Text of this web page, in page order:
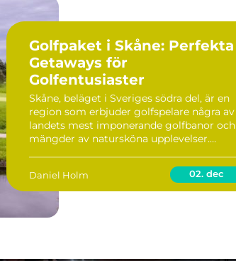
Golfpaket i Skåne: Perfekta
Getaways för
Golfentusiaster
Skåne, beläget i Sveriges södra del, är en
region som erbjuder golfspelare några av
landets mest imponerande golfbanor och
mängder av natursköna upplevelser.
Daniel Holm 02. dec